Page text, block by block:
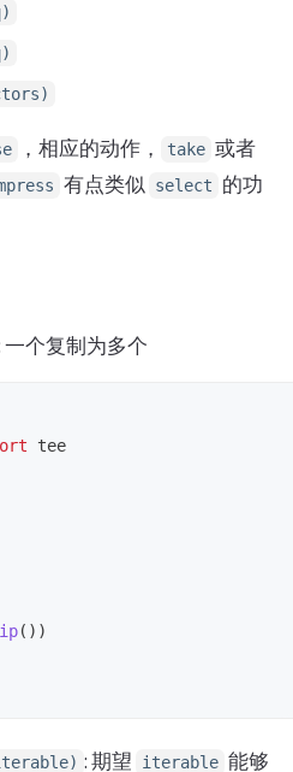
，相应的动作， take 或者
有点类似 select
的功
一个复制为多个
tee
())
: 期望 iterable 能够